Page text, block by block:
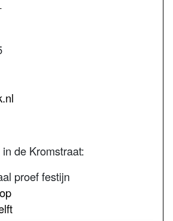
de Kromstraat:
proef festijn